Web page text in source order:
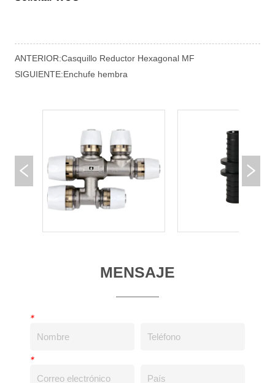
ANTERIOR:Casquillo Reductor Hexagonal MF
SIGUIENTE:Enchufe hembra
MENSAJE
*
*